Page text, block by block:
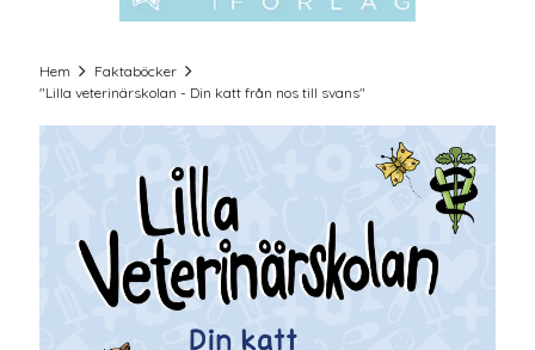
Hem
Faktaböcker
"Lilla veterinärskolan - Din katt från nos till svans"